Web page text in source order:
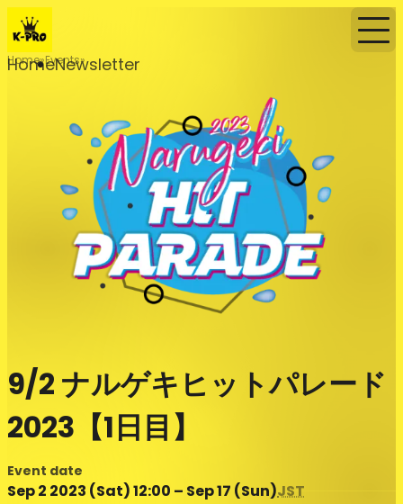
HomeNewsletter
Home Events
9/2 ナルゲキヒットパレード
2023【1日目】
Event date
Sep 2 2023 (Sat) 12:00 – Sep 17 (Sun)JST